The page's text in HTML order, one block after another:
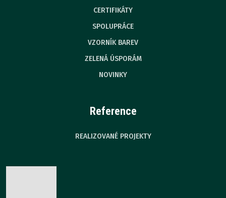
CERTIFIKÁTY
SPOLUPRÁCE
VZORNÍK BAREV
ZELENÁ ÚSPORÁM
NOVINKY
Reference
REALIZOVANÉ PROJEKTY